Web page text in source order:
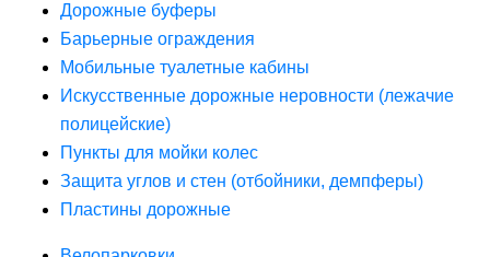
Дорожные буферы
Барьерные ограждения
Мобильные туалетные кабины
Искусственные дорожные неровности (лежачие
полицейские)
Пункты для мойки колес
Защита углов и стен (отбойники, демпферы)
Пластины дорожные